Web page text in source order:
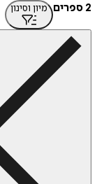
2 ספרים
מיון וסינון